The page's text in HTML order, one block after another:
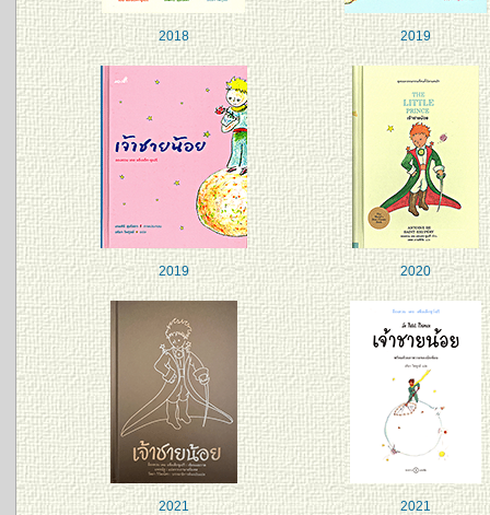
2018 2019
2019 2020
2021 2021